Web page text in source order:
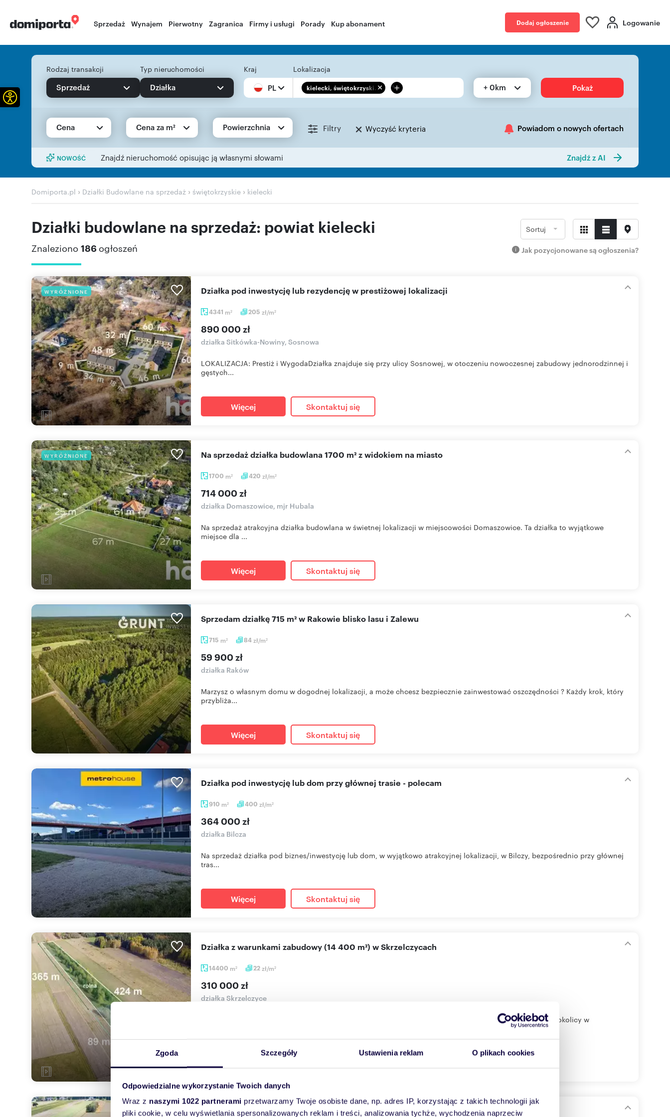
Zgoda Szczegóły Ustawienia reklam O plikach cookies
Odpowiedzialne wykorzystanie Twoich danych
Wraz z naszymi 1022 partnerami przetwarzamy Twoje osobiste dane, np. adres IP, korzystając z takich technologii jak
pliki cookie, w celu wyświetlania spersonalizowanych reklam i treści, analizowania tychże, wychodzenia naprzeciw
Sprzedaż Wynajem Pierwotny Zagranica Firmy i usługi Porady Kup abonament Dodaj ogłoszenie Logowanie
Rodzaj transakcji
Sprzedaż
Typ nieruchomości
Działka
Kraj
PL
Lokalizacja
kielecki, świętokrzyski... + + 0km Pokaż
Cena Cena za m² Powierzchnia Filtry Wyczyść kryteria Powiadom o nowych ofertach
NOWOŚĆ Znajdź nieruchomość opisując ją własnymi słowami Znajdź z AI
Domiporta.pl › Działki Budowlane na sprzedaż › świętokrzyskie › kielecki
Działki budowlane na sprzedaż: powiat kielecki
Znaleziono 186 ogłoszeń
Sortuj
Jak pozycjonowane są ogłoszenia?
WYRÓŻNIONE
4341 m2 205 zł/m2
Działka pod inwestycję lub rezydencję w prestiżowej lokalizacji
890 000 zł
działka Sitkówka-Nowiny, Sosnowa
LOKALIZACJA: Prestiż i WygodaDziałka znajduje się przy ulicy Sosnowej, w otoczeniu nowoczesnej zabudowy jednorodzinnej i
gęstych...
Więcej Skontaktuj się
WYRÓŻNIONE
1700 m2 420 zł/m2
Na sprzedaż działka budowlana 1700 m² z widokiem na miasto
714 000 zł
działka Domaszowice, mjr Hubala
Na sprzedaż atrakcyjna działka budowlana w świetnej lokalizacji w miejscowości Domaszowice. Ta działka to wyjątkowe
miejsce dla ...
Więcej Skontaktuj się
715 m2 84zł/m2
Sprzedam działkę 715 m² w Rakowie blisko lasu i Zalewu
59 900 zł
działka Raków
Marzysz o własnym domu w dogodnej lokalizacji, a może chcesz bezpiecznie zainwestować oszczędności ? Każdy krok, który
przybliża...
Więcej Skontaktuj się
910 m2 400 zł/m2
Działka pod inwestycję lub dom przy głównej trasie - polecam
364 000 zł
działka Bilcza
Na sprzedaż działka pod biznes/inwestycję lub dom, w wyjątkowo atrakcyjnej lokalizacji, w Bilczy, bezpośrednio przy głównej
tras...
Więcej Skontaktuj się
14400 m2 22zł/m2
Działka z warunkami zabudowy (14 400 m²) w Skrzelczycach
310 000 zł
działka Skrzelczyce
DZIAŁKA NA SPRZEDAŻ Z WARUNKAMI ZABUDOWYLOKALIZACJAOferowana działka znajduje się w cichej okolicy w
Urokliwa działka 5485 m² w Strawczynie z widokiem na naturę
Otwórz pasek narzędzi